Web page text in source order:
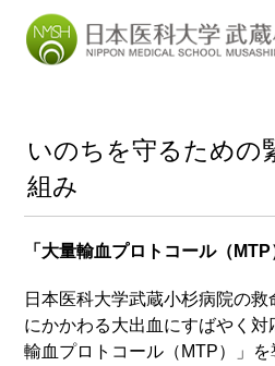
いのちを守るための
組み
「大量輸血プロトコール（
日本医科大学武蔵小杉病院の
にかかわる大出血にすばやく
輸血プロトコール（MTP）」を